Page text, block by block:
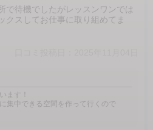
で待機でしたがレッスンワンでは
クスしてお仕事に取り組めてま
ます！
集中できる空間を作って行くので